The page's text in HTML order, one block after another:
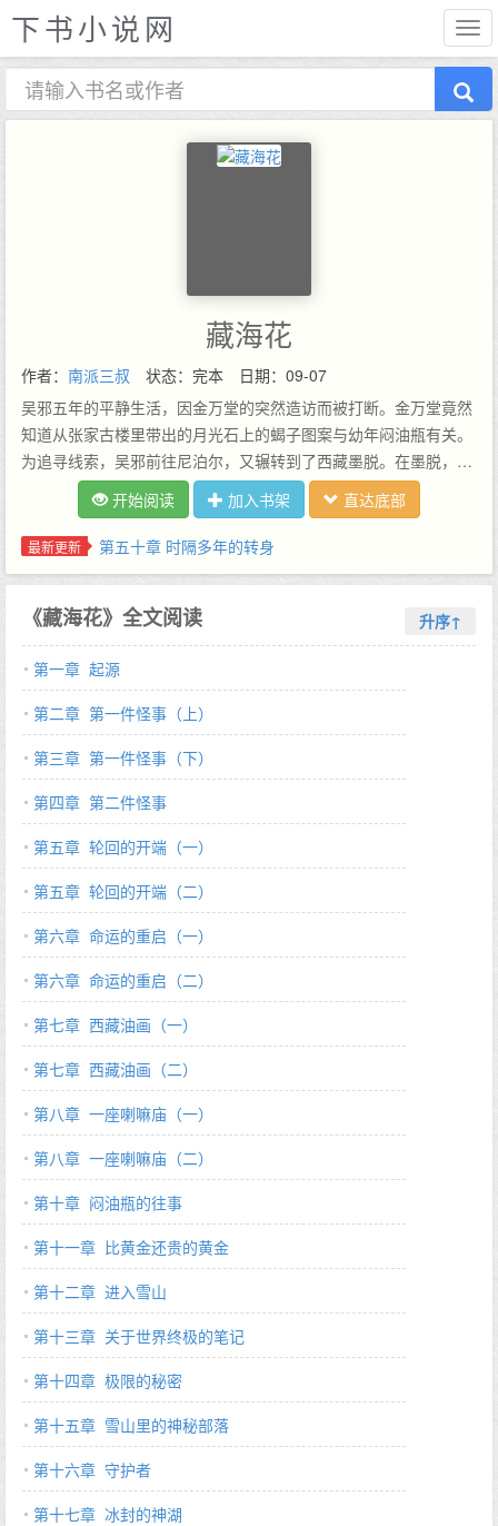
下书小说网
藏海花
作者： 南派三叔 状态：完本
日期：09-07
吴邪五年的平静生活，因金万堂的突然造访而被打断。金万堂竟然
知道从张家古楼里带出的月光石上的蝎子图案与幼年闷油瓶有关。
为追寻线索，吴邪前往尼泊尔，又辗转到了西藏墨脱。在墨脱，各
种与闷油瓶有关的线索纷至沓来！吴邪在吉拉寺的喇嘛手里，拿到
了闷油瓶的笔记，知道了闷油瓶当年进入雪山的前因后果。令吴邪
震惊的是，他在另一本笔记上看到了世界的极限——莽莽雪山腹
开始阅读 加入书架 直达底部
最新更新 第五十章 时隔多年的转身
《藏海花》全文阅读 升序↑
第一章 起源
第二章 第一件怪事（上）
第三章 第一件怪事（下）
第四章 第二件怪事
第五章 轮回的开端（一）
第五章 轮回的开端（二）
第六章 命运的重启（一）
第六章 命运的重启（二）
第七章 西藏油画（一）
第七章 西藏油画（二）
第八章 一座喇嘛庙（一）
第八章 一座喇嘛庙（二）
第十章 闷油瓶的往事
第十一章 比黄金还贵的黄金
第十二章 进入雪山
第十三章 关于世界终极的笔记
第十四章 极限的秘密
第十五章 雪山里的神秘部落
第十六章 守护者
第十七章 冰封的神湖